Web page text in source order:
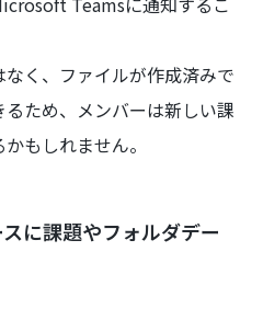
く、ファイルが作成済みで
ため、メンバーは新しい課
もしれません。
に課題やフォルダデー